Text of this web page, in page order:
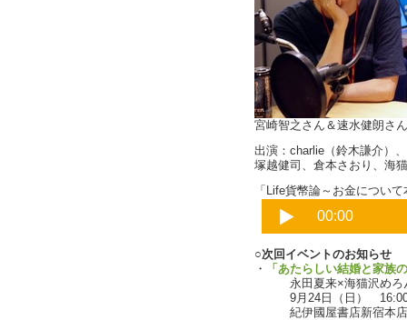
宮崎智之さん＆速水健朗さ
出演：charlie（鈴木謙介）
塚越健司、倉本さおり、海
「Life貨幣論～お金につい
○次回イベントのお知らせ
・
「あたらしい結婚と家族
永田夏来×海猫沢めろん
9月24日（日） 16:00～
紀伊國屋書店新宿本店8